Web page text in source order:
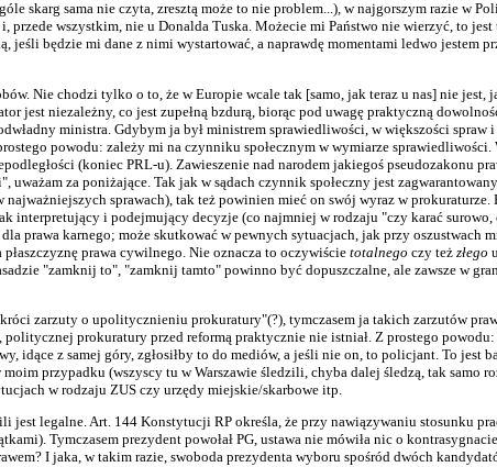
skarg sama nie czyta, zresztą może to nie problem...), w najgorszym razie w
wszystkim, nie u Donalda Tuska. Możecie mi Państwo nie wierzyć, to
jeśli będzie mi dane z nimi wystartować, a naprawdę momentami ledwo jestem
Nie chodzi tylko o to, że w Europie wcale tak [samo, jak teraz u nas] nie jest,
jest niezależny, co jest zupełną bzdurą, biorąc pod uwagę praktyczną
ministra. Gdybym ja był ministrem sprawiedliwości, w większości spraw
powodu: zależy mi na czynniku społecznym w wymiarze
(koniec PRL-u). Zawieszenie nad narodem jakiegoś pseudozakonu
uważam za poniżające. Tak jak w sądach czynnik społeczny jest
sprawach), tak też powinien mieć on swój wyraz w
interpretujący i podejmujący decyzje (co najmniej w rodzaju "czy karać
prawa karnego; może skutkować w pewnych sytuacjach, jak przy oszustwach
prawa cywilnego. Nie oznacza to oczywiście totalnego czy też złego
"zamknij to", "zamknij tamto" powinno być dopuszczalne, ale zawsze w
zarzuty o upolitycznieniu prokuratury"(?), tymczasem ja takich zarzutów
politycznej prokuratury przed reformą praktycznie nie istniał. Z prostego
idące z samej góry, zgłosiłby to do mediów, a jeśli nie on, to policjant. To jest
przypadku (wszyscy tu w Warszawie śledzili, chyba dalej śledzą, tak samo
w rodzaju ZUS czy urzędy miejskie/skarbowe itp.
jest legalne. Art. 144 Konstytucji RP określa, że przy nawiązywaniu stosunku
Tymczasem prezydent powołał PG, ustawa nie mówiła nic o
I jaka, w takim razie, swoboda prezydenta wyboru spośród dwóch